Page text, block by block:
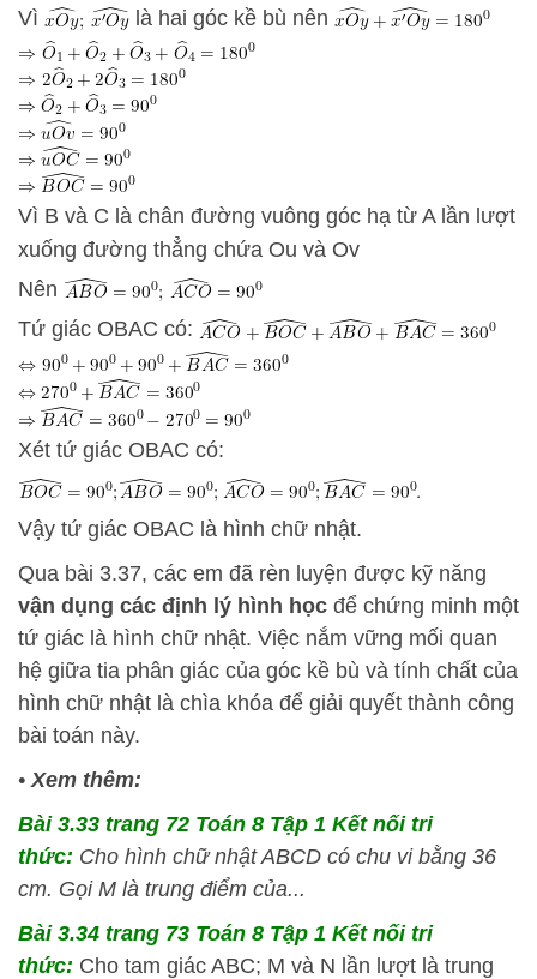
Vì là hai góc kề bù nên
Vì B và C là chân đường vuông góc hạ từ A lần lượt
xuống đường thẳng chứa Ou và Ov
Nên
Tứ giác OBAC có:
Xét tứ giác OBAC có:
Vậy tứ giác OBAC là hình chữ nhật.
Qua bài 3.37, các em đã rèn luyện được kỹ năng
vận dụng các định lý hình học để chứng minh một
tứ giác là hình chữ nhật. Việc nắm vững mối quan
hệ giữa tia phân giác của góc kề bù và tính chất của
hình chữ nhật là chìa khóa để giải quyết thành công
bài toán này.
• Xem thêm:
Bài 3.33 trang 72 Toán 8 Tập 1 Kết nối tri
thức: Cho hình chữ nhật ABCD có chu vi bằng 36
cm. Gọi M là trung điểm của...
Bài 3.34 trang 73 Toán 8 Tập 1 Kết nối tri
thức: Cho tam giác ABC; M và N lần lượt là trung